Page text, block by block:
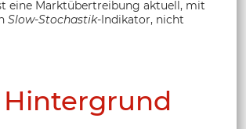
eine Marktübertreibung aktuell, mit
Slow-Stochastik-Indikator, nicht